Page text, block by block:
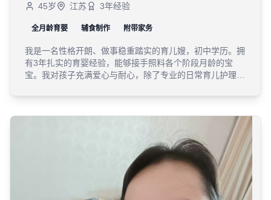
45岁 江苏 3年经验
全月龄育婴 辅食制作 附带家务
我是一名性格开朗、做事稳重踏实的育儿嫂，初中学历。拥
有3年扎实的育婴经验，能够接手照料各个阶段月龄的宝
宝。我对孩子充满爱心与耐心，除了专业的日常育儿护理